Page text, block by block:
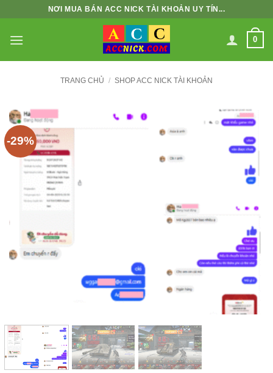
nội
NƠI MUA BÁN ACC NICK TÀI KHOẢN UY TÍN...
0
TRANG CHỦ / SHOP ACC NICK TÀI KHOẢN
-29%